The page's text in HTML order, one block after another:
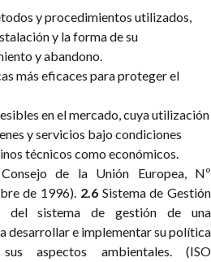
y procedimientos utilizados,
y la forma de su
y abandono.
más eficaces para proteger el
en el mercado, cuya utilización
y servicios bajo condiciones
técnicos como económicos.
de la Unión Europea, Nº
de 1996). 2.6Sistema de Gestión
sistema de gestión de una
desarrollar e implementar su política
aspectos ambientales. (ISO